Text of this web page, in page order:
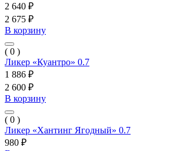
2 640 ₽
2 675 ₽
В корзину
( 0 )
Ликер «Куантро» 0.7
1 886 ₽
2 600 ₽
В корзину
( 0 )
Ликер «Хантинг Ягодный» 0.7
980 ₽